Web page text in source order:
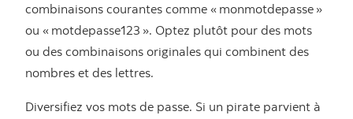
combinaisons courantes comme « monmotdepasse »
ou « motdepasse123 ». Optez plutôt pour des mots
ou des combinaisons originales qui combinent des
nombres et des lettres.
Diversifiez vos mots de passe. Si un pirate parvient à